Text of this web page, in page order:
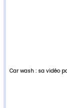
Car wash : sa vidéo